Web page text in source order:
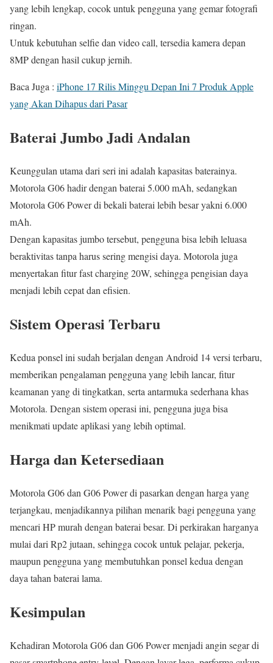
yang lebih lengkap, cocok untuk pengguna yang gemar fotografi
ringan.
Untuk kebutuhan selfie dan video call, tersedia kamera depan
8MP dengan hasil cukup jernih.
Baca Juga : iPhone 17 Rilis Minggu Depan Ini 7 Produk Apple
yang Akan Dihapus dari Pasar
Baterai Jumbo Jadi Andalan
Keunggulan utama dari seri ini adalah kapasitas baterainya.
Motorola G06 hadir dengan baterai 5.000 mAh, sedangkan
Motorola G06 Power di bekali baterai lebih besar yakni 6.000
mAh.
Dengan kapasitas jumbo tersebut, pengguna bisa lebih leluasa
beraktivitas tanpa harus sering mengisi daya. Motorola juga
menyertakan fitur fast charging 20W, sehingga pengisian daya
menjadi lebih cepat dan efisien.
Sistem Operasi Terbaru
Kedua ponsel ini sudah berjalan dengan Android 14 versi terbaru,
memberikan pengalaman pengguna yang lebih lancar, fitur
keamanan yang di tingkatkan, serta antarmuka sederhana khas
Motorola. Dengan sistem operasi ini, pengguna juga bisa
menikmati update aplikasi yang lebih optimal.
Harga dan Ketersediaan
Motorola G06 dan G06 Power di pasarkan dengan harga yang
terjangkau, menjadikannya pilihan menarik bagi pengguna yang
mencari HP murah dengan baterai besar. Di perkirakan harganya
mulai dari Rp2 jutaan, sehingga cocok untuk pelajar, pekerja,
maupun pengguna yang membutuhkan ponsel kedua dengan
daya tahan baterai lama.
Kesimpulan
Kehadiran Motorola G06 dan G06 Power menjadi angin segar di